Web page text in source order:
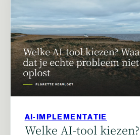
AI-IMPLEMENTATIE
Welke AI-tool